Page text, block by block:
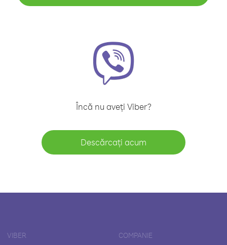
Încă nu aveți Viber?
Descărcați acum
VIBER COMPANIE